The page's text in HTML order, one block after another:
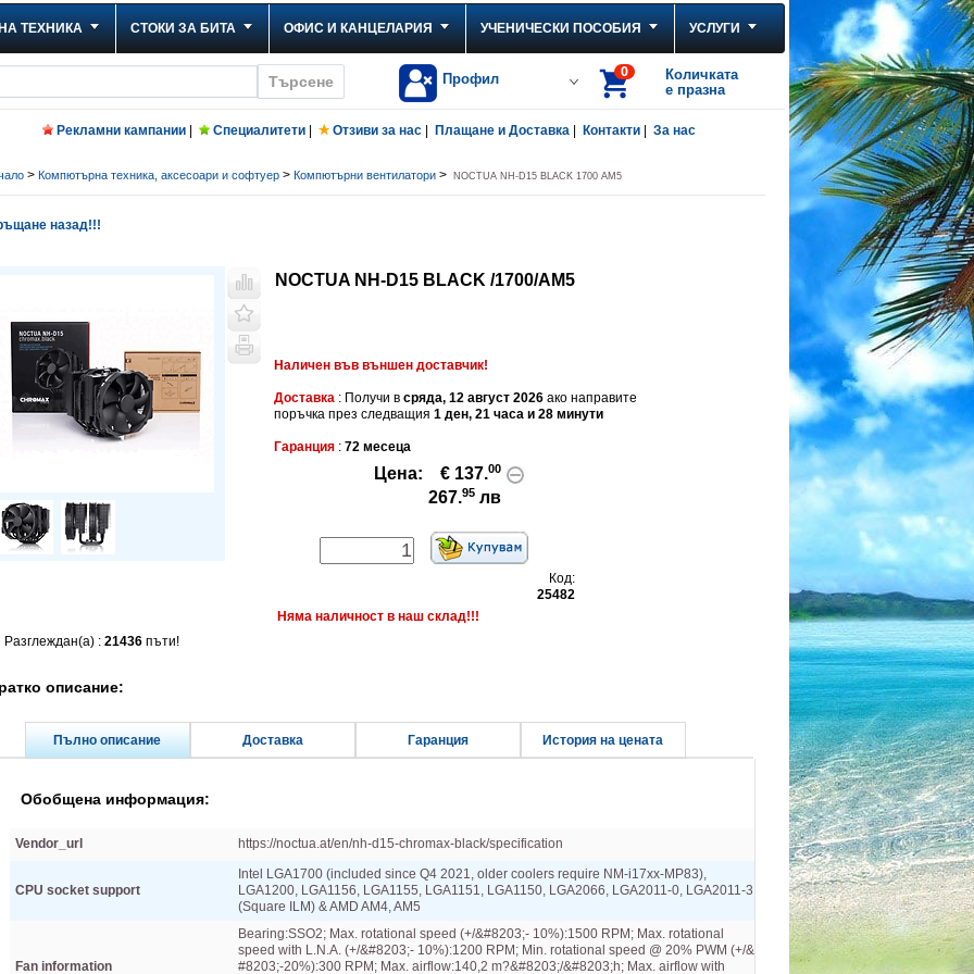
ТЕХНИКА СТОКИ ЗА БИТА ОФИС И КАНЦЕЛАРИЯ УЧЕНИЧЕСКИ ПОСОБИЯ УСЛУГИ
Профил 0
Количката
е празна
Рекламни кампании Специалитети Отзиви за нас Плащане и Доставка Контакти За нас
> Компютърна техника, аксесоари и софтуер > Компютърни вентилатори > NOCTUA NH-D15 BLACK 1700 AM5
назад!!!
NOCTUA NH-D15 BLACK /1700/AM5
Наличен във външен доставчик!
Доставка : Получи в сряда, 12 август 2026 ако направите
поръчка през следващия 1 ден, 21 часа и 28 минути
Гаранция : 72 месеца
Цена: € 137.00
267.95 лв
Код:
25482
Няма наличност в наш склад!!!
Разглеждан(а) : 21436 пъти!
описание:
Пълно описание Доставка Гаранция История на цената
Обобщена информация:
Vendor_url https://noctua.at/en/nh-d15-chromax-black/specification
CPU socket support
Intel LGA1700 (included since Q4 2021, older coolers require NM-i17xx-MP83),
LGA1200, LGA1156, LGA1155, LGA1151, LGA1150, LGA2066, LGA2011-0, LGA2011-3
(Square ILM) &​ AMD AM4, AM5
Fan information
Bearing:SSO2; Max. rotational speed (+/&​#8203;- 10%​):1500 RPM; Max. rotational
speed with L.N.A. (+/&​#8203;- 10%​):1200 RPM; Min. rotational speed @ 20%​ PWM (+/&​
#8203;-20%​):300 RPM; Max. airflow:140,2 m?&​#8203;/&​#8203;h; Max. airflow with